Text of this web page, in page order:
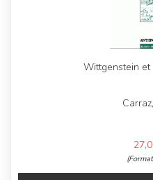
Wittgenstein